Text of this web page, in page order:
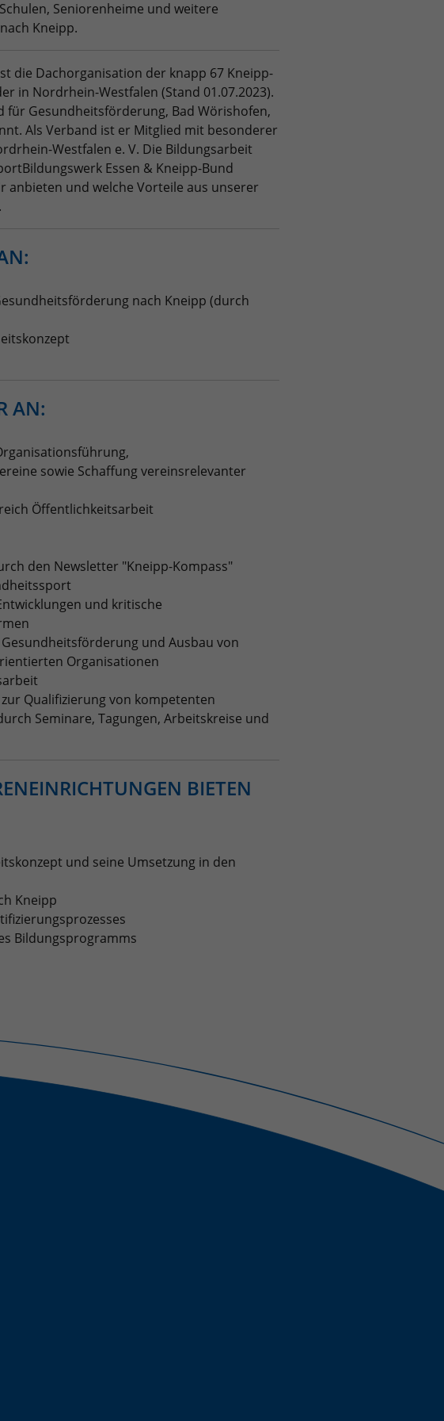
Seniorenheime und weitere
Kneipp.
die Dachorganisation der knapp 67 Kneipp-
in Nordrhein-Westfalen (Stand 01.07.2023).
für Gesundheitsförderung, Bad Wörishofen,
Als Verband ist er Mitglied mit besonderer
Westfalen e. V. Die Bildungsarbeit
Essen & Kneipp-Bund
anbieten und welche Vorteile aus unserer
nach Kneipp (durch
AN:
sowie Schaffung vereinsrelevanter
Öffentlichkeitsarbeit
den Newsletter "Kneipp-Kompass"
und kritische
und Ausbau von
Organisationen
Qualifizierung von kompetenten
Seminare, Tagungen, Arbeitskreise und
BIETEN
und seine Umsetzung in den
Kneipp
Bildungsprogramms
So kann der
werden
zu
um
um
darüber,
die
die Seiten
zu
werden
Google
um Ihnen